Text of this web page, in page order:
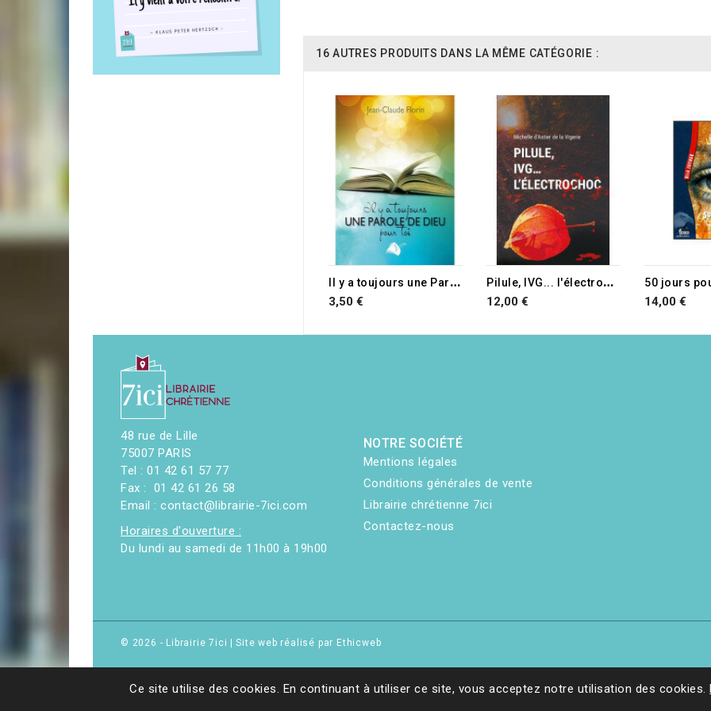
16 AUTRES PRODUITS DANS LA MÊME CATÉGORIE :
I
l y a toujours une Parole de Dieu pour toi
3,50 €
P
ilule, IVG... l'électrochoc
12,00 € 14,00 €
48 rue de Lille
75007 PARIS
Tel : 01 42 61 57 77
Fax : 01 42 61 26 58
Email : contact@librairie-7ici.com
Horaires d'ouverture :
Du lundi au samedi de 11h00 à 19h00
NOTRE SOCIÉTÉ
Mentions légales
Conditions générales de vente
Librairie chrétienne 7ici
Contactez-nous
Ce site utilise des cookies. En continuant à utiliser ce site, vous acceptez notre utilisation des cookies.
© 2026 - Librairie 7ici |Site web réalisé par Ethicweb